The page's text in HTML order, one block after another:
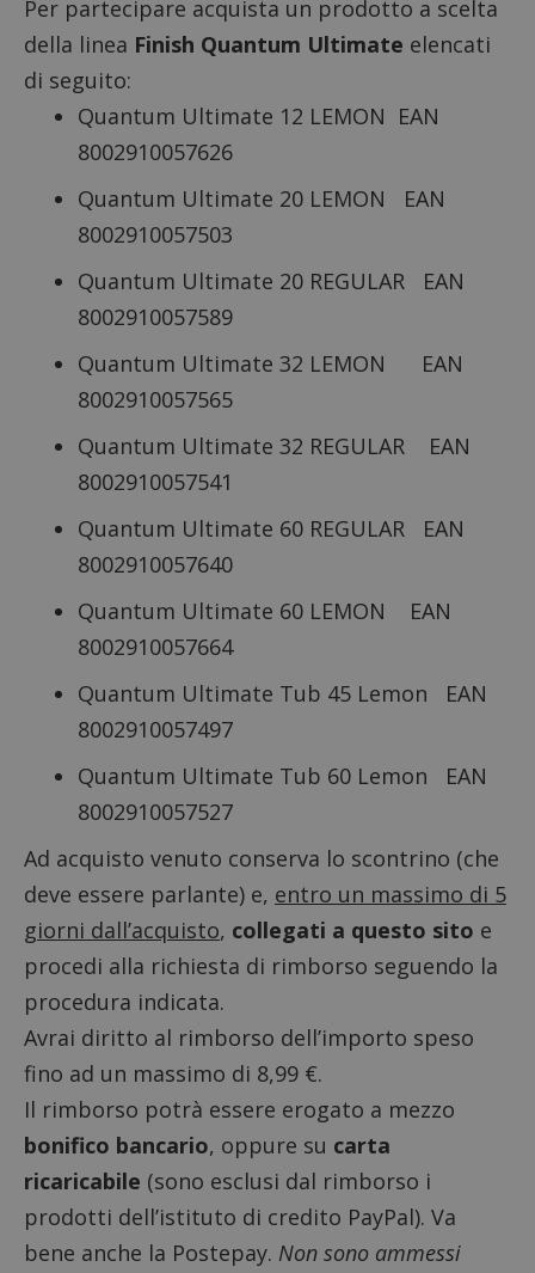
Per partecipare acquista un prodotto a scelta
della linea Finish Quantum Ultimate elencati
di seguito:
Quantum Ultimate 12 LEMON EAN
8002910057626
Quantum Ultimate 20 LEMON EAN
8002910057503
Quantum Ultimate 20 REGULAR EAN
8002910057589
Quantum Ultimate 32 LEMON EAN
8002910057565
Quantum Ultimate 32 REGULAR EAN
8002910057541
Quantum Ultimate 60 REGULAR EAN
8002910057640
Quantum Ultimate 60 LEMON EAN
8002910057664
Quantum Ultimate Tub 45 Lemon EAN
8002910057497
Quantum Ultimate Tub 60 Lemon EAN
8002910057527
Ad acquisto venuto conserva lo scontrino (che
deve essere parlante) e, entro un massimo di 5
giorni dall’acquisto, collegati a questo sito e
procedi alla richiesta di rimborso seguendo la
procedura indicata.
Avrai diritto al rimborso dell’importo speso
fino ad un massimo di 8,99 €.
Il rimborso potrà essere erogato a mezzo
bonifico bancario, oppure su carta
ricaricabile (sono esclusi dal rimborso i
prodotti dell’istituto di credito PayPal). Va
bene anche la Postepay. Non sono ammessi